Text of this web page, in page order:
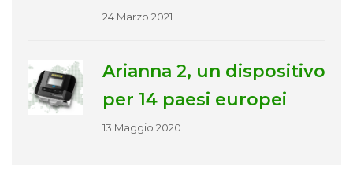
24 Marzo 2021
Arianna 2, un dispositivo
per 14 paesi europei
13 Maggio 2020